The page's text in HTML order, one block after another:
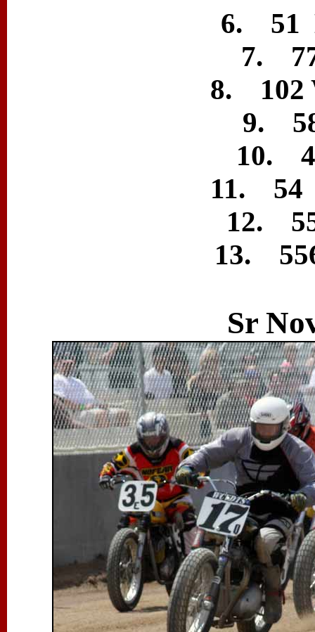
6. 51
7. 77
8. 102
9.
10.
11. 54
12.
13.
Sr